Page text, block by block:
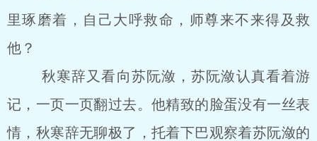
里琢磨着，自己大呼救命，师尊来不来得及救
他？
秋寒辞又看向苏阮潋，苏阮潋认真看着游
记，一页一页翻过去。他精致的脸蛋没有一丝表
情，秋寒辞无聊极了，托着下巴观察着苏阮潋的